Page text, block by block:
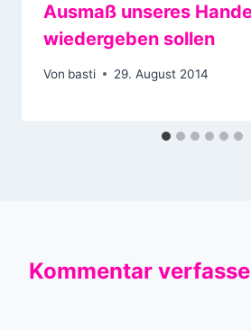
Ausmaß unseres
wiedergeben sollen
Von basti 29. August 2014
Kommentar